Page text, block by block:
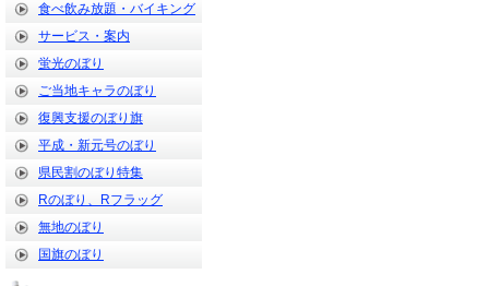
食べ飲み放題・バイキング
サービス・案内
蛍光のぼり
ご当地キャラのぼり
復興支援のぼり旗
平成・新元号のぼり
県民割のぼり特集
Rのぼり、Rフラッグ
無地のぼり
国旗のぼり